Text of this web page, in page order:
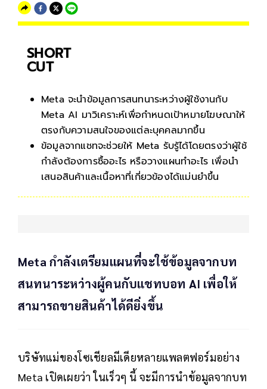
SHORT
CUT
Meta จะนำข้อมูลการสนทนาระหว่างผู้ใช้งานกับ
Meta AI มาวิเคราะห์เพื่อกำหนดเป้าหมายโฆษณาให้
ตรงกับความสนใจของแต่ละบุคคลมากขึ้น
ข้อมูลจากแชทจะช่วยให้ Meta รับรู้ได้โดยตรงว่าผู้ใช้
กำลังต้องการซื้ออะไร หรือวางแผนทำอะไร เพื่อนำ
เสนอสินค้าและเนื้อหาที่เกี่ยวข้องได้แม่นยำขึ้น
Meta กำลังเตรียมแผนที่จะใช้ข้อมูลจากบท
สนทนาระหว่างผู้คนกับแชทบอท AI เพื่อให้
สามารถขายสินค้าได้ดียิ่งขึ้น
บริษัทแม่ของโซเชียลมีเดียหลายแพลตฟอร์มอย่าง
Meta เปิดเผยว่า ในเร็วๆ นี้ จะมีการนำข้อมูลจากบท